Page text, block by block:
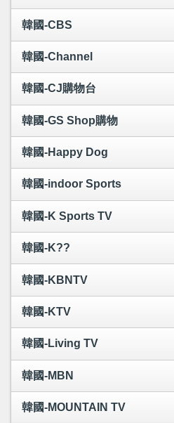
韓國-CBS
韓國-Channel
韓國-CJ購物台
韓國-GS Shop購物
韓國-Happy Dog
韓國-indoor Sports
韓國-K Sports TV
韓國-K??
韓國-KBNTV
韓國-KTV
韓國-Living TV
韓國-MBN
韓國-MOUNTAIN TV